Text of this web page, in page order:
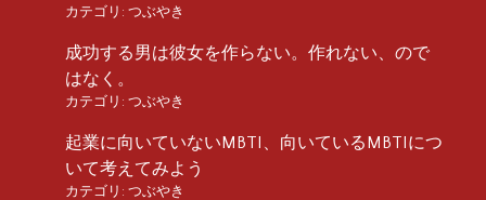
カテゴリ: つぶやき
成功する男は彼女を作らない。作れない、ので
はなく。
カテゴリ: つぶやき
起業に向いていないMBTI、向いているMBTIにつ
いて考えてみよう
カテゴリ: つぶやき